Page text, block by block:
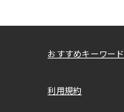
おすすめキーワード
利用規約